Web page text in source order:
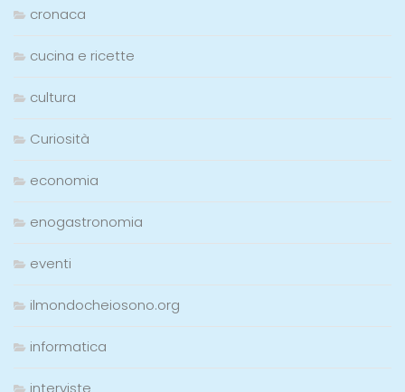
cronaca
cucina e ricette
cultura
Curiosità
economia
enogastronomia
eventi
ilmondocheiosono.org
informatica